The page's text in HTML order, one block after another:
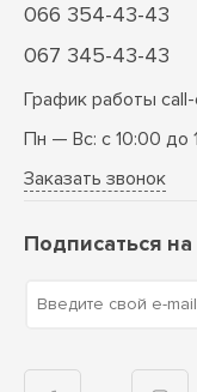
066 354-43-43
067 345-43-43
График работы
Пн — Вс: с 10:00 до
Заказать звонок
Подписаться
Введите свой e-mail